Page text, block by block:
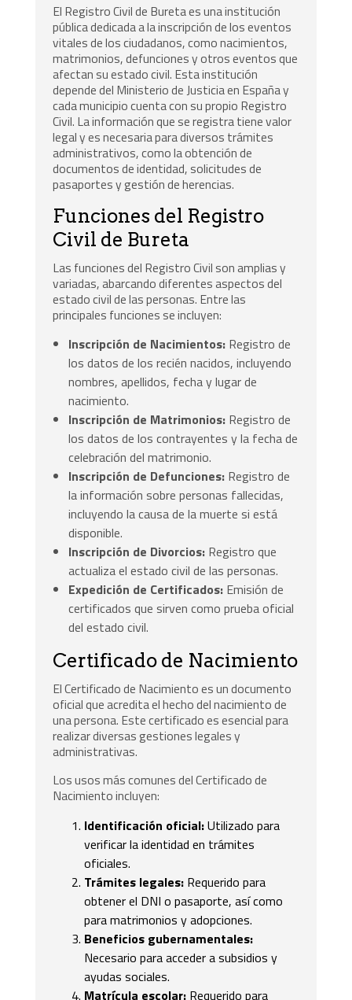
El Registro Civil de Bureta es una institución
pública dedicada a la inscripción de los eventos
vitales de los ciudadanos, como nacimientos,
matrimonios, defunciones y otros eventos que
afectan su estado civil. Esta institución
depende del Ministerio de Justicia en España y
cada municipio cuenta con su propio Registro
Civil. La información que se registra tiene valor
legal y es necesaria para diversos trámites
administrativos, como la obtención de
documentos de identidad, solicitudes de
pasaportes y gestión de herencias.
Funciones del Registro
Civil de Bureta
Las funciones del Registro Civil son amplias y
variadas, abarcando diferentes aspectos del
estado civil de las personas. Entre las
principales funciones se incluyen:
Inscripción de Nacimientos: Registro de
los datos de los recién nacidos, incluyendo
nombres, apellidos, fecha y lugar de
nacimiento.
Inscripción de Matrimonios: Registro de
los datos de los contrayentes y la fecha de
celebración del matrimonio.
Inscripción de Defunciones: Registro de
la información sobre personas fallecidas,
incluyendo la causa de la muerte si está
disponible.
Inscripción de Divorcios: Registro que
actualiza el estado civil de las personas.
Expedición de Certificados: Emisión de
certificados que sirven como prueba oficial
del estado civil.
Certificado de Nacimiento
El Certificado de Nacimiento es un documento
oficial que acredita el hecho del nacimiento de
una persona. Este certificado es esencial para
realizar diversas gestiones legales y
administrativas.
Los usos más comunes del Certificado de
Nacimiento incluyen:
Identificación oficial:Utilizado para
verificar la identidad en trámites
oficiales.
Trámites legales: Requerido para
obtener el DNI o pasaporte, así como
para matrimonios y adopciones.
Beneficios gubernamentales:
Necesario para acceder a subsidios y
ayudas sociales.
Matrícula escolar: Requerido para